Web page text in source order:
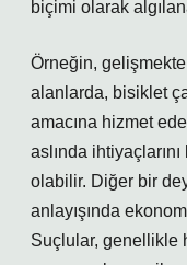
biçimi olarak
Örneğin,
alanlarda, bisiklet
amacına hizmet
aslında
olabilir. Diğer bir
anlayışında
Suçlular, genellikle